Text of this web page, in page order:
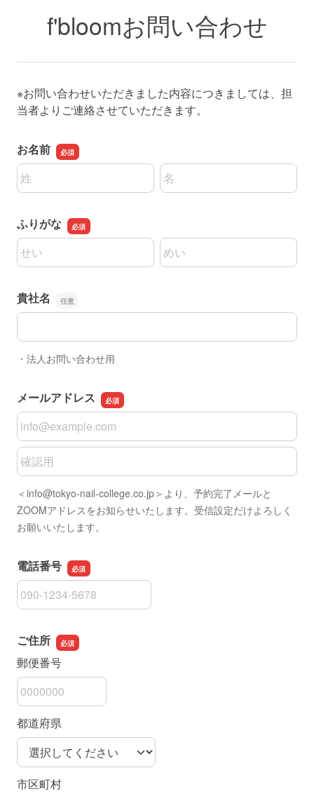
f'bloomお問い合わせ
※お問い合わせいただきました内容につきましては、担
当者よりご連絡させていただきます。
お名前
名前の姓
名前の名
ふりがな
名前の姓
名前の名
貴社名
貴社名
・法人お問い合わせ用
メールアドレス
メールアドレス
メールアドレスの確認用
＜info@tokyo-nail-college.co.jp＞より、予約完了メールと
ZOOMアドレスをお知らせいたします。受信設定だけよろしく
お願いいたします。
電話番号
電話番号
ご住所
郵便番号
都道府県
市区町村